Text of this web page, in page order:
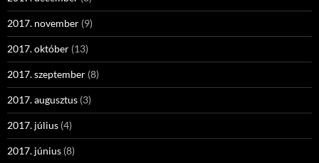
2017. november (9)
2017. október (13)
2017. szeptember (8)
2017. augusztus (3)
2017. július (4)
2017. június (8)